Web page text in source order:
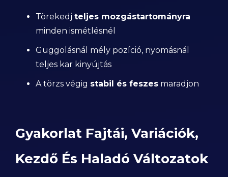
Törekedj teljes mozgástartományra
minden ismétlésnél
Guggolásnál mély pozíció, nyomásnál
teljes kar kinyújtás
A törzs végig stabil és feszes maradjon
Gyakorlat Fajtái, Variációk,
Kezdő És Haladó Változatok